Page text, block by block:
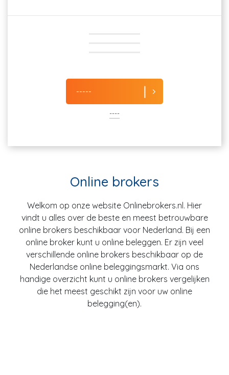
-----
----
Online brokers
Welkom op onze website Onlinebrokers.nl. Hier
vindt u alles over de beste en meest betrouwbare
online brokers beschikbaar voor Nederland. Bij een
online broker kunt u online beleggen. Er zijn veel
verschillende online brokers beschikbaar op de
Nederlandse online beleggingsmarkt. Via ons
handige overzicht kunt u online brokers vergelijken
die het meest geschikt zijn voor uw online
belegging(en).